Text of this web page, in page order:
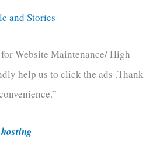
and Stories
for Website Maintenance/ High
help us to click the ads .Thank